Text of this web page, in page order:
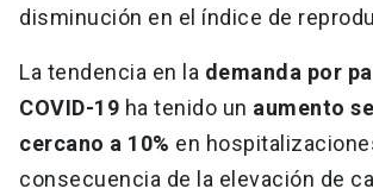
disminución en el índice de
La tendencia en la demanda por
COVID-19 ha tenido un aumento
cercano a 10% en
consecuencia de la elevación de